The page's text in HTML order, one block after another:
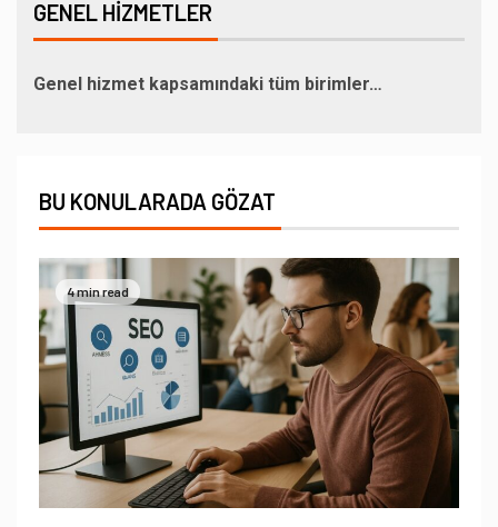
GENEL HIZMETLER
Genel hizmet kapsamındaki tüm birimler…
BU KONULARADA GÖZAT
4 min read